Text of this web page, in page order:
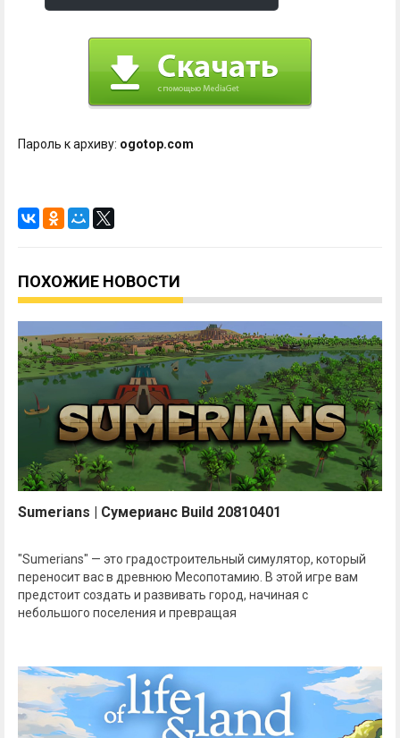
Пароль к архиву: ogotop.com
ПОХОЖИЕ НОВОСТИ
Sumerians | Сумерианс Build 20810401
"Sumerians" — это градостроительный симулятор, который
переносит вас в древнюю Месопотамию. В этой игре вам
предстоит создать и развивать город, начиная с
небольшого поселения и превращая